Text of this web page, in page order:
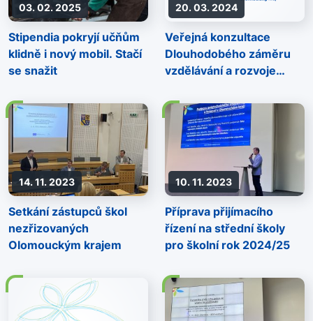
03. 02. 2025
Stipendia pokryjí učňům
klidně i nový mobil. Stačí
se snažit
20. 03. 2024
Veřejná konzultace
Dlouhodobého záměru
vzdělávání a rozvoje
Olomouckého kraje
2024–2028
14. 11. 2023
Setkání zástupců škol
nezřizovaných
Olomouckým krajem
10. 11. 2023
Příprava přijímacího
řízení na střední školy
pro školní rok 2024/25